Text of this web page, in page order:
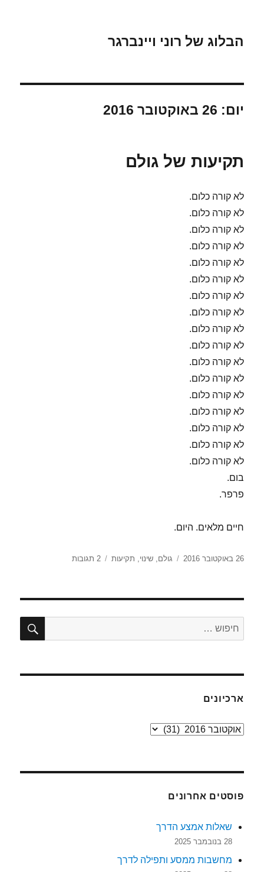
הבלוג של רוני ויינברגר
יום: 26 באוקטובר 2016
תקיעות של גולם
לא קורה כלום.
לא קורה כלום.
לא קורה כלום.
לא קורה כלום.
לא קורה כלום.
לא קורה כלום.
לא קורה כלום.
לא קורה כלום.
לא קורה כלום.
לא קורה כלום.
לא קורה כלום.
לא קורה כלום.
לא קורה כלום.
לא קורה כלום.
לא קורה כלום.
לא קורה כלום.
לא קורה כלום.
בום.
פרפר.
חיים מלאים. היום.
פורסם
26 באוקטובר 2016 תגיות
גולם,שינוי, תקיעות 2 תגובות
על
חפש:
ארכיונים
ארכיונים
פוסטים אחרונים
שאלות אמצע הדרך
28 בנובמבר 2025
מחשבות ממסע ותפילה לדרך